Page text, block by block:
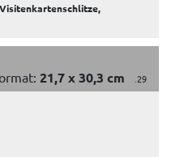
21,7 x 30,3 cm .29